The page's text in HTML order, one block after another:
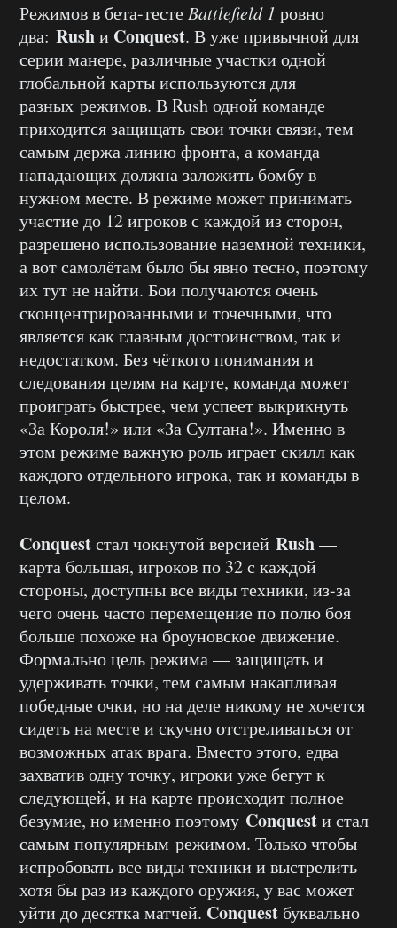
Режимов в бета-тесте Battlefield 1 ровно
два: Rushи Conquest. В уже привычной для
серии манере, различные участки одной
глобальной карты используются для
разных режимов. В Rush одной команде
приходится защищать свои точки связи, тем
самым держа линию фронта, а команда
нападающих должна заложить бомбу в
нужном месте. В режиме может принимать
участие до 12 игроков с каждой из сторон,
разрешено использование наземной техники,
а вот самолётам было бы явно тесно, поэтому
их тут не найти. Бои получаются очень
сконцентрированными и точечными, что
является как главным достоинством, так и
недостатком. Без чёткого понимания и
следования целям на карте, команда может
проиграть быстрее, чем успеет выкрикнуть
«За Короля!» или «За Султана!». Именно в
этом режиме важную роль играет скилл как
каждого отдельного игрока, так и команды в
целом.
Conquestстал чокнутой версией Rush—
карта большая, игроков по 32 с каждой
стороны, доступны все виды техники, из-за
чего очень часто перемещение по полю боя
больше похоже на броуновское движение.
Формально цель режима — защищать и
удерживать точки, тем самым накапливая
победные очки, но на деле никому не хочется
сидеть на месте и скучно отстреливаться от
возможных атак врага. Вместо этого, едва
захватив одну точку, игроки уже бегут к
следующей, и на карте происходит полное
безумие, но именно поэтому Conquestи стал
самым популярным режимом. Только чтобы
испробовать все виды техники и выстрелить
хотя бы раз из каждого оружия, у вас может
уйти до десятка матчей. Conquest буквально